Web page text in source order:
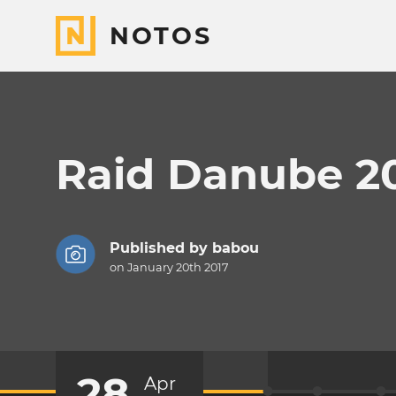
NOTOS
Raid Danube
Published by babou
on January 20th 2017
Apr